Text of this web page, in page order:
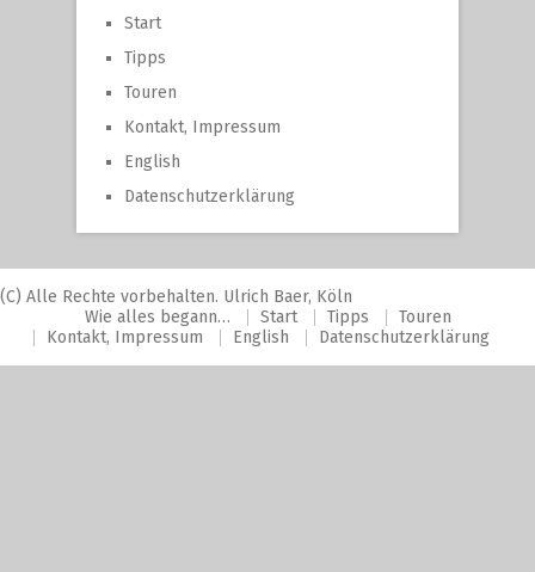
Start
Tipps
Touren
Kontakt, Impressum
English
Datenschutzerklärung
(C) Alle Rechte vorbehalten. Ulrich Baer, Köln
Wie alles begann…
Start Tipps
Touren
Kontakt, Impressum
English Datenschutzerklärung